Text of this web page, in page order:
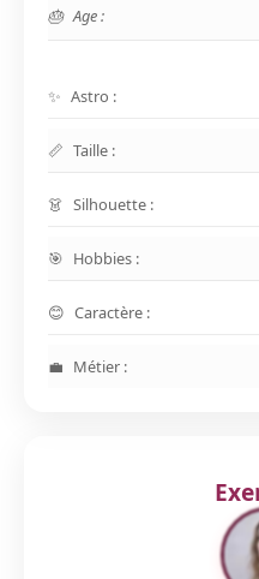
Age :
Astro :
Taille :
Silhouette :
Hobbies :
Caractère :
Métier :